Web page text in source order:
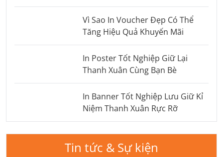
Vì Sao In Voucher Đẹp Có Thể
Tăng Hiệu Quả Khuyến Mãi
In Poster Tốt Nghiệp Giữ Lại
Thanh Xuân Cùng Bạn Bè
In Banner Tốt Nghiệp Lưu Giữ Kỉ
Niệm Thanh Xuân Rực Rỡ
Tin tức & Sự kiện